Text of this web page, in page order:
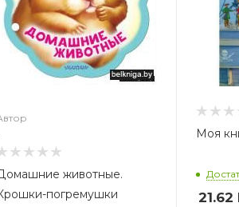
животные.
погремушки
Моя
21.62